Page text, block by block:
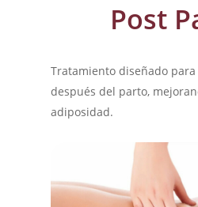
Post
Tratamiento diseñado
después del parto,
adiposidad.